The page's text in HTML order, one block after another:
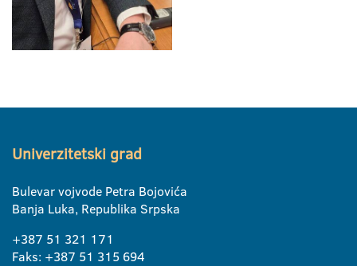
Univerzitetski grad
Bulevar vojvode Petra Bojovića
Banja Luka, Republika Srpska
+387 51 321 171
Faks: +387 51 315 694